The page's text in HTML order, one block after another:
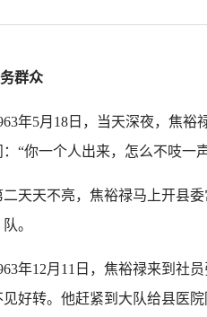
群众
5月18日，当天深夜，焦裕
：“你一个人出来，怎么不吱一
天不亮，焦裕禄马上开县委
。
12月11日，焦裕禄来到社员
见好转。他赶紧到大队给县医